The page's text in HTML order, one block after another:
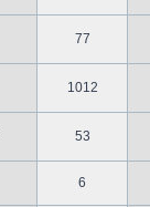
77
1012
53
6